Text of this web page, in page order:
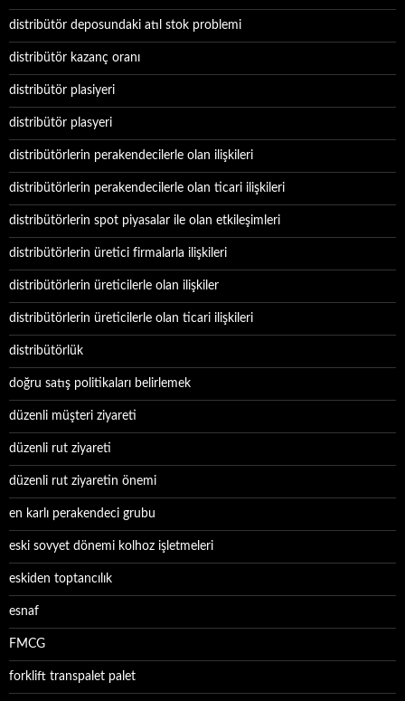
distribütör deposundaki atıl stok problemi
distribütör kazanç oranı
distribütör plasiyeri
distribütör plasyeri
distribütörlerin perakendecilerle olan ilişkileri
distribütörlerin perakendecilerle olan ticari ilişkileri
distribütörlerin spot piyasalar ile olan etkileşimleri
distribütörlerin üretici firmalarla ilişkileri
distribütörlerin üreticilerle olan ilişkiler
distribütörlerin üreticilerle olan ticari ilişkileri
distribütörlük
doğru satış politikaları belirlemek
düzenli müşteri ziyareti
düzenli rut ziyareti
düzenli rut ziyaretin önemi
en karlı perakendeci grubu
eski sovyet dönemi kolhoz işletmeleri
eskiden toptancılık
esnaf
FMCG
forklift transpalet palet